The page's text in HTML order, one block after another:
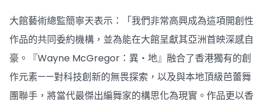
大館藝術總監簡寧天表示：「我們非常高興成為這項開創性
作品的共同委約機構，並為能在大館呈獻其亞洲首映深感自
豪。『Wayne McGregor：異・地』融合了香港獨有的創
作元素——對科技創新的無畏探索，以及與本地頂級芭蕾舞
團聯手，將當代最傑出編舞家的構思化為現實。作品更以香